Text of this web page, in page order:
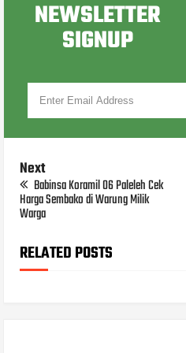
NEWSLETTER
SIGNUP
Next
Babinsa Koramil 06 Paleleh Cek
Harga Sembako di Warung Milik
Warga
RELATED POSTS